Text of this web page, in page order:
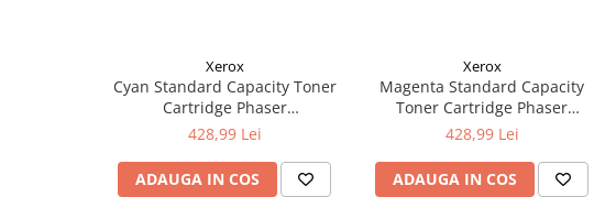
Xerox
Cyan Standard Capacity Toner
Cartridge Phaser
6510/WorkCentre 6515
428,99 Lei
ADAUGA IN COS
Xerox
Magenta Standard Capacity
Toner Cartridge Phaser
6510/WorkCentre 6515
428,99 Lei
ADAUGA IN COS